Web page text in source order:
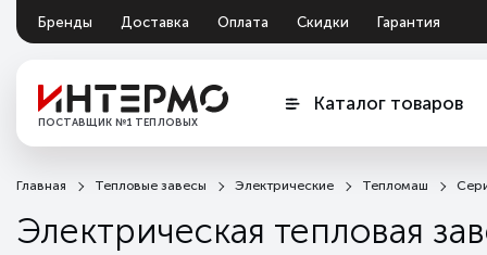
Бренды Доставка Оплата Скидки
Гарантия
Документация
Обмен и возврат
ПОСТАВЩИК №1 ТЕПЛОВЫХ
Каталог товаров
Главная Тепловые завесы Электрические Тепломаш
Электрическая тепловая